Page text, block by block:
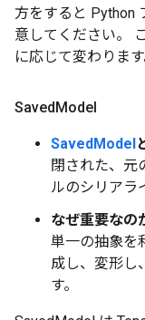
方をすると Python
意してください。
に応じて変わります
SavedModel
SavedModel
閉された、元
ルのシリアラ
なぜ重要なの
単一の抽象を
成し、変形し
す。